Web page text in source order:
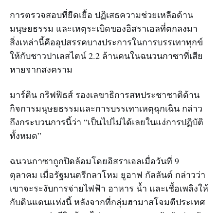
การตรวจสอบที่ยืดเยื้อ ปฏิเสธความช่วยเหลือด้าน
มนุษยธรรม และเหตุระเบิดของอิสราเอลที่ตกลงมา
สิ่งเหล่านี้คืออุปสรรคบางประการในการบรรเทาทุกข์
ให้กับชาวปาเลสไตน์ 2.2 ล้านคนในฉนวนกาซาที่เสีย
หายจากสงคราม
มาร์ติน กริฟฟิธส์ รองเลขาธิการสหประชาชาติด้าน
กิจการมนุษยธรรมและการบรรเทาเหตุฉุกเฉิน กล่าว
ถึงกระบวนการนี้ว่า “เป็นไปไม่ได้เลยในแง่การปฏิบัติ
ทั้งหมด”
ฉนวนกาซาถูกปิดล้อมโดยอิสราเอลเมื่อวันที่ 9
ตุลาคม เมื่อรัฐมนตรีกลาโหม ยูอาฟ กัลลันต์ กล่าวว่า
เขาจะระงับการจ่ายไฟฟ้า อาหาร น้ำ และเชื้อเพลิงให้
กับดินแดนแห่งนี้ หลังจากที่กลุ่มฮามาสโจมตีประเทศ